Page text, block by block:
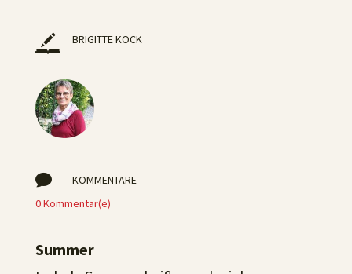
BRIGITTE KÖCK

KOMMENTARE
0 Kommentar(e)
Summer